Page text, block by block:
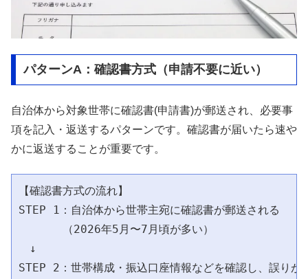
パターンA：確認書方式（申請不要に近い）
自治体から対象世帯に確認書(申請書)が郵送され、必要事
項を記入・返送するパターンです。確認書が届いたら速や
かに返送することが重要です。
【確認書方式の流れ】
STEP 1：自治体から世帯主宛に確認書が郵送される
（2026年5月〜7月頃が多い）
↓
STEP 2：世帯構成・振込口座情報などを確認し、誤りが